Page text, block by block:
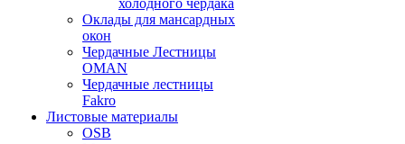
холодного чердака
Оклады для мансардных
окон
Чердачные Лестницы
OMAN
Чердачные лестницы
Fakro
Листовые материалы
OSB